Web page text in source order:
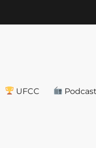
UFCC Podcast